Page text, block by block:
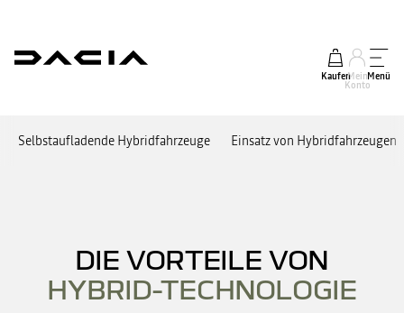
KaufenMein
Konto
Menü
Selbstaufladende Hybridfahrzeuge Einsatz von Hybridfahrzeugen
DIE VORTEILE VON
HYBRID-TECHNOLOGIE